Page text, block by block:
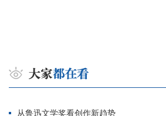
从鲁迅文学奖看创作新趋势